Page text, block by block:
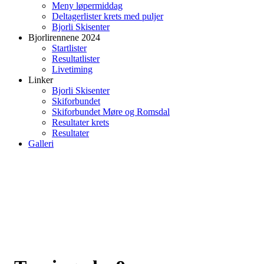
Meny løpermiddag
Deltagerlister krets med puljer
Bjorli Skisenter
Bjorlirennene 2024
Startlister
Resultatlister
Livetiming
Linker
Bjorli Skisenter
Skiforbundet
Skiforbundet Møre og Romsdal
Resultater krets
Resultater
Galleri